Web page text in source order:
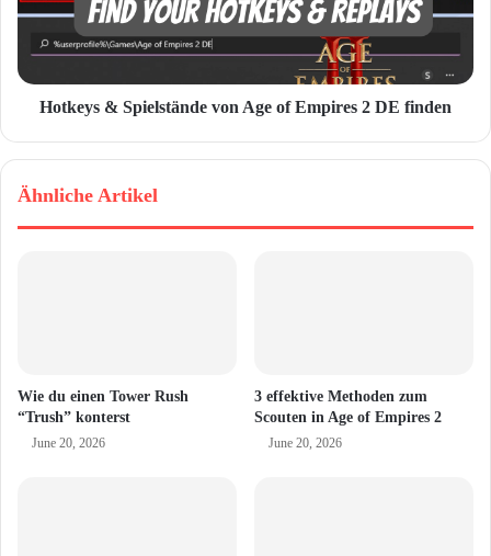
s
i
Hotkeys & Spielstände von Age of Empires 2 DE finden
Ähnliche Artikel
Wie du einen Tower Rush
“Trush” konterst
June 20, 2026
3 effektive Methoden zum
Scouten in Age of Empires 2
June 20, 2026